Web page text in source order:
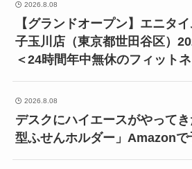
2026.8.08
【グランドオープン】エニタ
子玉川店（東京都世田谷区）
＜24時間年中無休のフィット
2026.8.08
デスクにハイエースがやって
型ふせんホルダー」Amazonで